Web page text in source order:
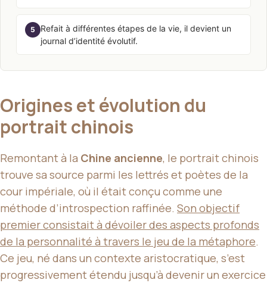
5
Refait à différentes étapes de la vie, il devient un
journal d’identité évolutif.
Origines et évolution du
portrait chinois
Remontant à la Chine ancienne, le portrait chinois
trouve sa source parmi les lettrés et poètes de la
cour impériale, où il était conçu comme une
méthode d’introspection raffinée. Son objectif
premier consistait à dévoiler des aspects profonds
de la personnalité à travers le jeu de la métaphore.
Ce jeu, né dans un contexte aristocratique, s’est
progressivement étendu jusqu’à devenir un exercice